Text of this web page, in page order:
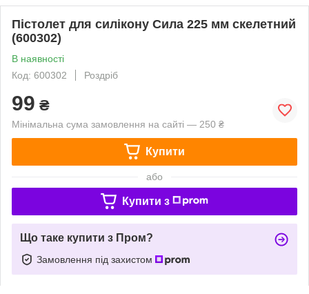
Пістолет для силікону Сила 225 мм скелетний
(600302)
В наявності
Код: 600302
Роздріб
99 ₴
Мінімальна сума замовлення на сайті — 250 ₴
Купити
або
Купити з
Що таке купити з Пром?
Замовлення під захистом